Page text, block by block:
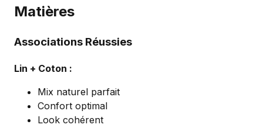
Matières
Associations Réussies
Lin + Coton :
Mix naturel parfait
Confort optimal
Look cohérent